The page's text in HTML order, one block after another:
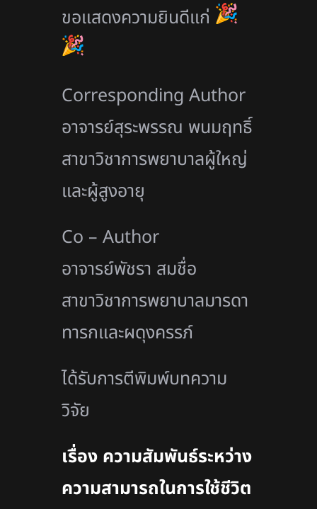
ขอแสดงความยินดีแก่
Corresponding Author
อาจารย์สุระพรรณ พนมฤทธิ์
สาขาวิชาการพยาบาลผู้ใหญ่
และผู้สูงอายุ
Co – Author
อาจารย์พัชรา สมชื่อ
สาขาวิชาการพยาบาลมารดา
ทารกและผดุงครรภ์
ได้รับการตีพิมพ์บทความ
วิจัย
เรื่อง ความสัมพันธ์ระหว่าง
ความสามารถในการใช้ชีวิต